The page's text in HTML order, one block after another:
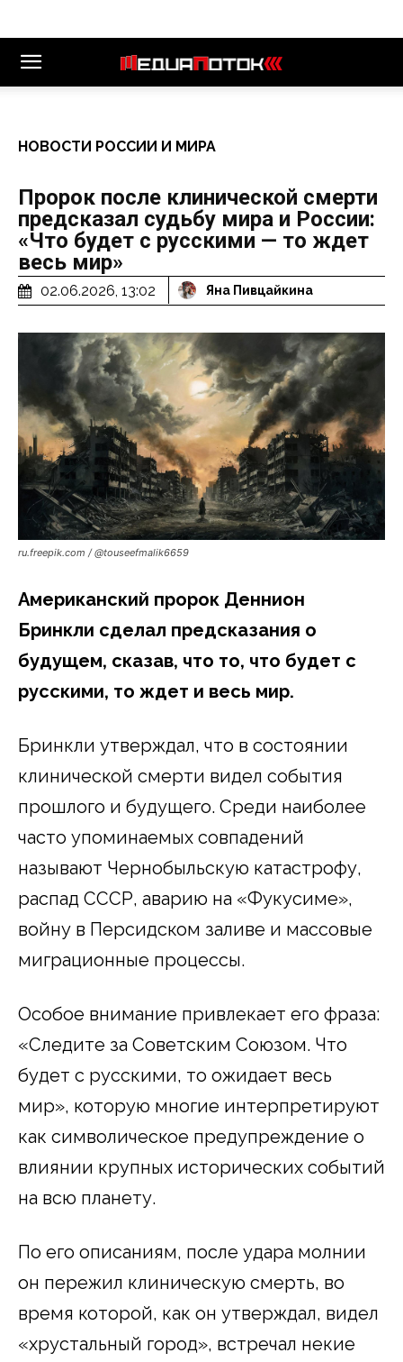
НОВОСТИ РОССИИ И МИРА
Пророк после клинической смерти
предсказал судьбу мира и России:
«Что будет с русскими — то ждет
весь мир»
02.06.2026, 13:02 Яна Пивцайкина
ru.freepik.com / @touseefmalik6659
Американский пророк Деннион
Бринкли сделал предсказания о
будущем, сказав, что то, что будет с
русскими, то ждет и весь мир.
Бринкли утверждал, что в состоянии
клинической смерти видел события
прошлого и будущего. Среди наиболее
часто упоминаемых совпадений
называют Чернобыльскую катастрофу,
распад СССР, аварию на «Фукусиме»,
войну в Персидском заливе и массовые
миграционные процессы.
Особое внимание привлекает его фраза:
«Следите за Советским Союзом. Что
будет с русскими, то ожидает весь
мир», которую многие интерпретируют
как символическое предупреждение о
влиянии крупных исторических событий
на всю планету.
По его описаниям, после удара молнии
он пережил клиническую смерть, во
время которой, как он утверждал, видел
«хрустальный город», встречал некие